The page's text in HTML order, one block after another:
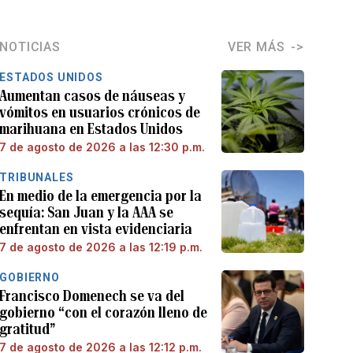
NOTICIAS VER MÁS
ESTADOS UNIDOS
Aumentan casos de náuseas y
vómitos en usuarios crónicos de
marihuana en Estados Unidos
7 de agosto de 2026 a las 12:30 p.m.
TRIBUNALES
En medio de la emergencia por la
sequía: San Juan y la AAA se
enfrentan en vista evidenciaria
7 de agosto de 2026 a las 12:19 p.m.
GOBIERNO
Francisco Domenech se va del
gobierno “con el corazón lleno de
gratitud”
7 de agosto de 2026 a las 12:12 p.m.